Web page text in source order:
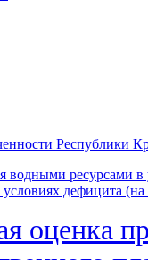
Республики
дефицита